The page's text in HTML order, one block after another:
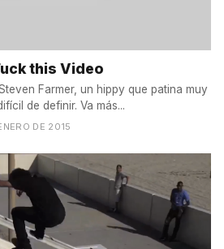
this Video
Farmer, un hippy que patina muy
de definir. Va más...
DE 2015